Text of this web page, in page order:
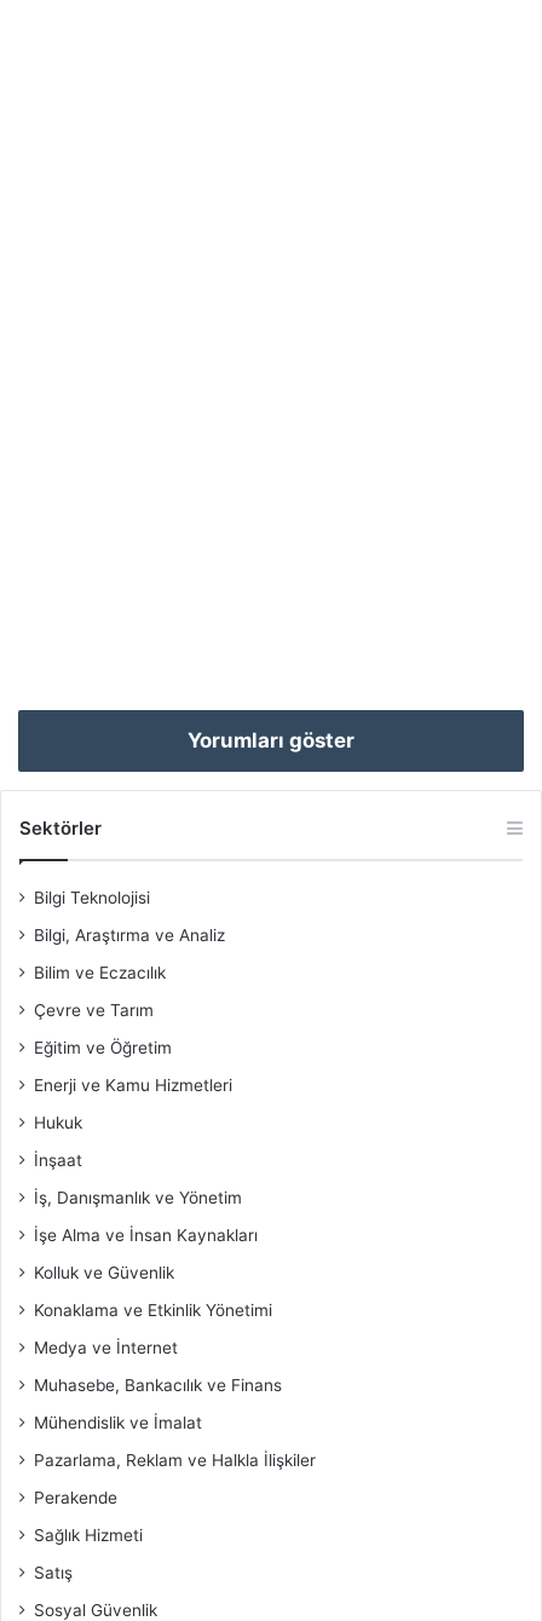
Yorumları göster
Sektörler
Bilgi Teknolojisi
Bilgi, Araştırma ve Analiz
Bilim ve Eczacılık
Çevre ve Tarım
Eğitim ve Öğretim
Enerji ve Kamu Hizmetleri
Hukuk
İnşaat
İş, Danışmanlık ve Yönetim
İşe Alma ve İnsan Kaynakları
Kolluk ve Güvenlik
Konaklama ve Etkinlik Yönetimi
Medya ve İnternet
Muhasebe, Bankacılık ve Finans
Mühendislik ve İmalat
Pazarlama, Reklam ve Halkla İlişkiler
Perakende
Sağlık Hizmeti
Satış
Sosyal Güvenlik